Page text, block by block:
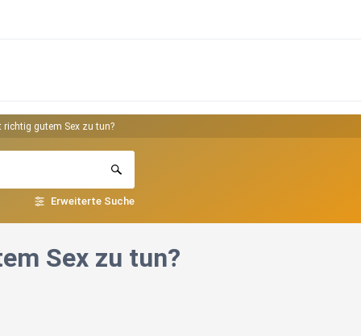
gutem Sex zu tun?
Erweiterte Suche
Sex zu tun?